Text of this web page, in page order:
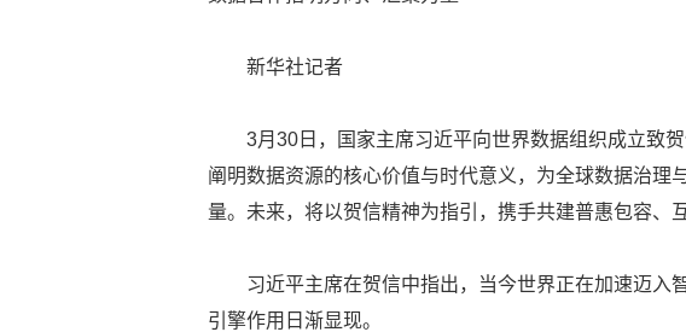
新华社记者
3月30日，国家主席习近平向世界数据组织成立致
阐明数据资源的核心价值与时代意义，为全球数据治理
量。未来，将以贺信精神为指引，携手共建普惠包容、
习近平主席在贺信中指出，当今世界正在加速迈入
引擎作用日渐显现。